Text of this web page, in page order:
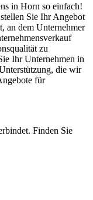
in Horn so einfach!
Sie Ihr Angebot
an dem Unternehmer
zu
Ihr Unternehmen in
die wir
für
Finden Sie